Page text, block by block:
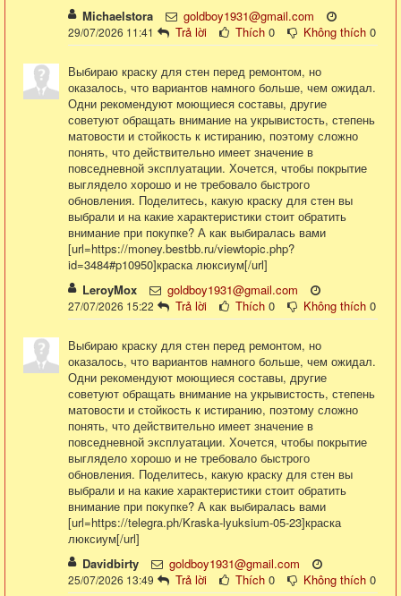
Michaelstora
goldboy1931@gmail.com
29/07/2026 11:41 Trả lời Thích 0 Không thích 0
Выбираю краску для стен перед ремонтом, но
оказалось, что вариантов намного больше, чем ожидал.
Одни рекомендуют моющиеся составы, другие
советуют обращать внимание на укрывистость, степень
матовости и стойкость к истиранию, поэтому сложно
понять, что действительно имеет значение в
повседневной эксплуатации. Хочется, чтобы покрытие
выглядело хорошо и не требовало быстрого
обновления. Поделитесь, какую краску для стен вы
выбрали и на какие характеристики стоит обратить
внимание при покупке? А как выбиралась вами
[url=https://money.bestbb.ru/viewtopic.php?
id=3484#p10950]краска люксиум[/url]
LeroyMox
goldboy1931@gmail.com
27/07/2026 15:22 Trả lời Thích 0 Không thích 0
Выбираю краску для стен перед ремонтом, но
оказалось, что вариантов намного больше, чем ожидал.
Одни рекомендуют моющиеся составы, другие
советуют обращать внимание на укрывистость, степень
матовости и стойкость к истиранию, поэтому сложно
понять, что действительно имеет значение в
повседневной эксплуатации. Хочется, чтобы покрытие
выглядело хорошо и не требовало быстрого
обновления. Поделитесь, какую краску для стен вы
выбрали и на какие характеристики стоит обратить
внимание при покупке? А как выбиралась вами
[url=https://telegra.ph/Kraska-lyuksium-05-23]краска
люксиум[/url]
Davidbirty
goldboy1931@gmail.com
25/07/2026 13:49 Trả lời Thích 0 Không thích 0